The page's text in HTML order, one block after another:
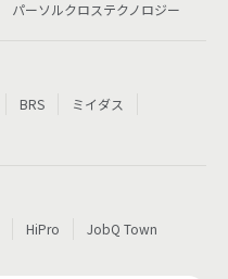
パーソルクロステクノロジー
BRS
ミイダス
HiPro JobQ Town